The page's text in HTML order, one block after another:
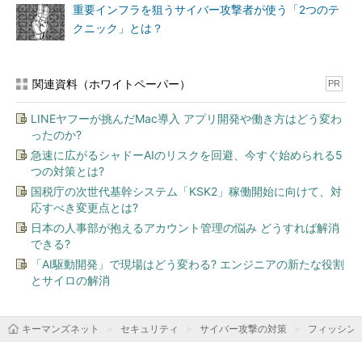
重要インフラを狙うサイバー攻撃者が使う「2つのテ
クニック」とは？
関連資料（ホワイトペーパー） PR
LINEヤフーが挑んだMac導入 アプリ開発や働き方はどう変わ
ったのか?
急速に広がるシャドーAIのリスクを回避、今すぐ始められる5
つの対策とは?
国税庁の次世代基幹システム「KSK2」稼働開始に向けて、対
応すべき変更点とは?
日本の人事部が抱えるアカウント管理の悩み どうすれば解消
できる?
「AI駆動開発」で現場はどう変わる? エンジニアの新たな役割
とサイロの解消
キーマンズネット セキュリティ サイバー攻撃の対策
フィッシン